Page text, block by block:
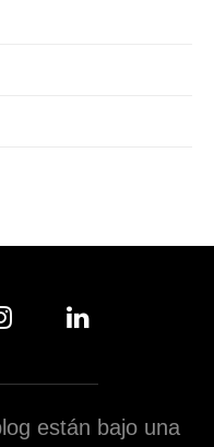
están bajo una